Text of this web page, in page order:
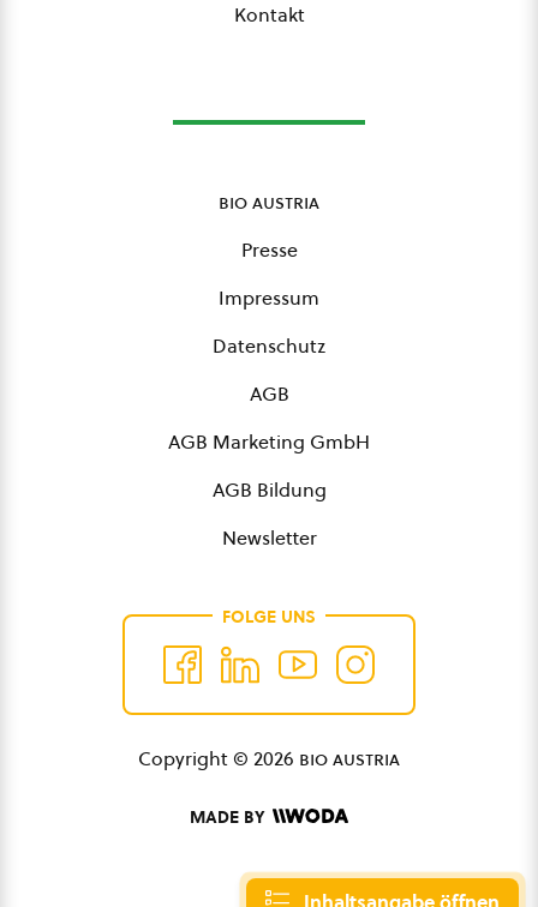
Kontakt
bio austria
Presse
Impressum
Datenschutz
AGB
AGB Marketing GmbH
AGB Bildung
Newsletter
FOLGE UNS
Copyright © 2026 bio austria
MADE BY